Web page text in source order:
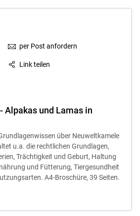
per Post anfordern
Link teilen
Alpakas und Lamas in
über Neuweltkamele
u.a. die rechtlichen Grundlagen,
Trächtigkeit und Geburt, Haltung
und Fütterung, Tiergesundheit
A4-Broschüre, 39 Seiten.